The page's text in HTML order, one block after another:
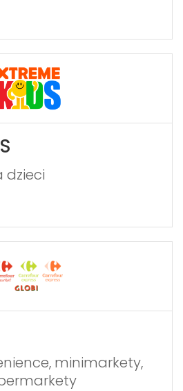
dzieci
minimarkety,